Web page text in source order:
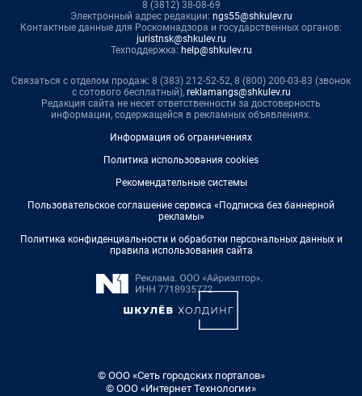
8 (3812) 38-08-69
Электронный адрес редакции: ngs55@shkulev.ru
Контактные данные для Роскомнадзора и государственных органов:
juristnsk@shkulev.ru
Техподдержка: help@shkulev.ru
Связаться с отделом продаж: 8 (383) 212-52-52, 8 (800) 200-03-83 (звонок
с сотового бесплатный), reklamangs@shkulev.ru
Редакция сайта не несет ответственности за достоверность
информации, содержащейся в рекламных объявлениях.
Информация об ограничениях
Политика использования cookies
Рекомендательные системы
Пользовательское соглашение сервиса «Подписка без баннерной
рекламы»
Политика конфиденциальности и обработки персональных данных и
правила использования сайта
© ООО «Сеть городских порталов»
© ООО «Интернет Технологии»